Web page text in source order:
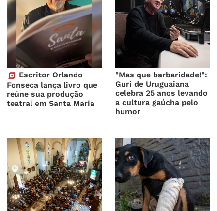
Escritor Orlando
Fonseca lança livro que
reúne sua produção
teatral em Santa Maria
"Mas que barbaridade!":
Guri de Uruguaiana
celebra 25 anos levando
a cultura gaúcha pelo
humor